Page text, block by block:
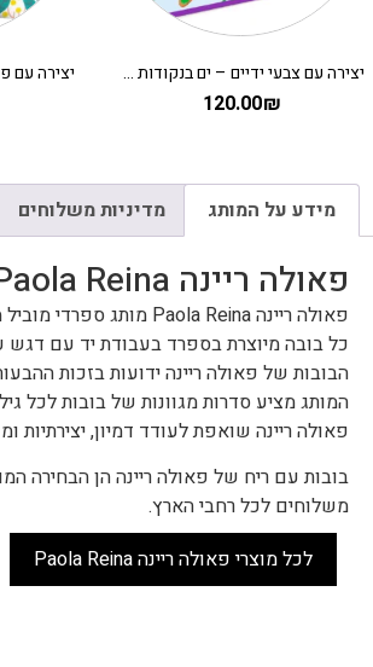
יצירה עם צבעי ידיים – ים בנקודות DJECO
120.00₪
מידע על המותג מדיניות משלוחים
פאולה ריינה Paola Reina
פאולה ריינה Paola Reina מותג ספרדי מוביל מאז 1994, המתמחה ביצירת בובות מעוצבות להפליא.
כל בובה מיוצרת בספרד בעבודת יד עם דגש
הבובות של פאולה ריינה ידועות בזכות
המותג מציע סדרות מגוונות של בובות לכל
פאולה ריינה שואפת לעודד דמיון,
בובות עם ריח של פאולה ריינה הן הבחירה
משלוחים לכל רחבי הארץ.
לכל מוצרי פאולה ריינה Paola Reina